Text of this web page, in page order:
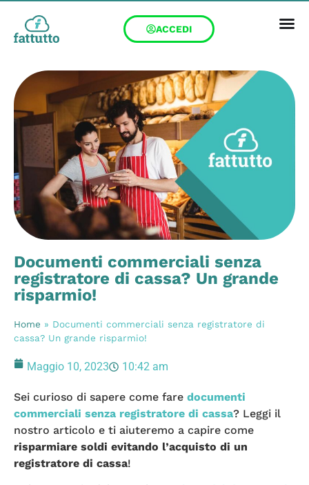
ACCEDI
Documenti commerciali senza
registratore di cassa? Un grande
risparmio!
Home » Documenti commerciali senza registratore di
cassa? Un grande risparmio!
Maggio 10, 2023 10:42 am
Sei curioso di sapere come fare documenti
commerciali senza registratore di cassa? Leggi il
nostro articolo e ti aiuteremo a capire come
risparmiare soldi evitando l’acquisto di un
registratore di cassa!